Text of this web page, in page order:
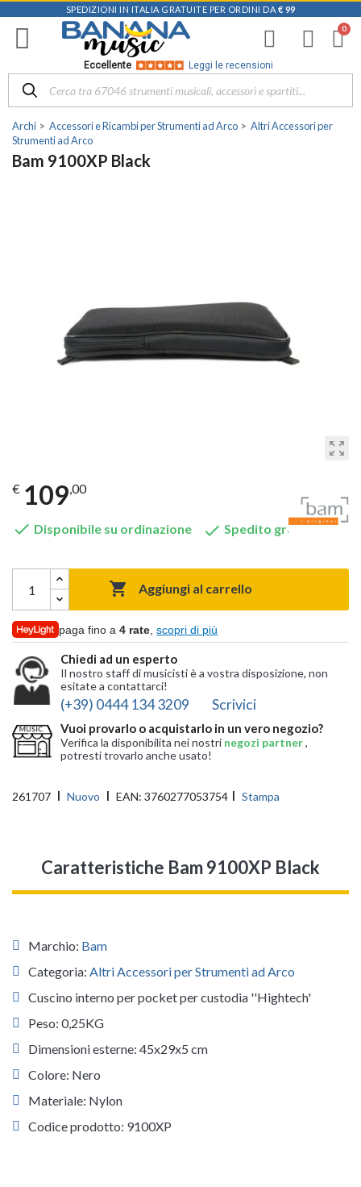
SPEDIZIONI IN ITALIA GRATUITE PER ORDINI DA € 99
Eccellente Leggi le recensioni
Archi Accessori e Ricambi per Strumenti ad Arco
Altri Accessori per
Strumenti ad Arco
Bam 9100XP Black
zoom_out_map
€ 109,00
 Disponibile su ordinazione  Spedito gratis
 Aggiungi al carrello
paga fino a4 rate ,scopri di più
Chiedi ad un esperto
Il nostro staff di musicisti è a vostra disposizione, non
esitate a contattarci!
(+39) 0444 134 3209 Scrivici
Vuoi provarlo o acquistarlo in un vero negozio?
Verifica la disponibilita nei nostri negozi partner,
potresti trovarlo anche usato!
261707 Nuovo EAN: 3760277053754 Stampa
Caratteristiche Bam 9100XP Black
Marchio: Bam
Categoria: Altri Accessori per Strumenti ad Arco
Cuscino interno per pocket per custodia ''Hightech'
Peso: 0,25KG
Dimensioni esterne: 45x29x5 cm
Colore: Nero
Materiale: Nylon
Codice prodotto: 9100XP